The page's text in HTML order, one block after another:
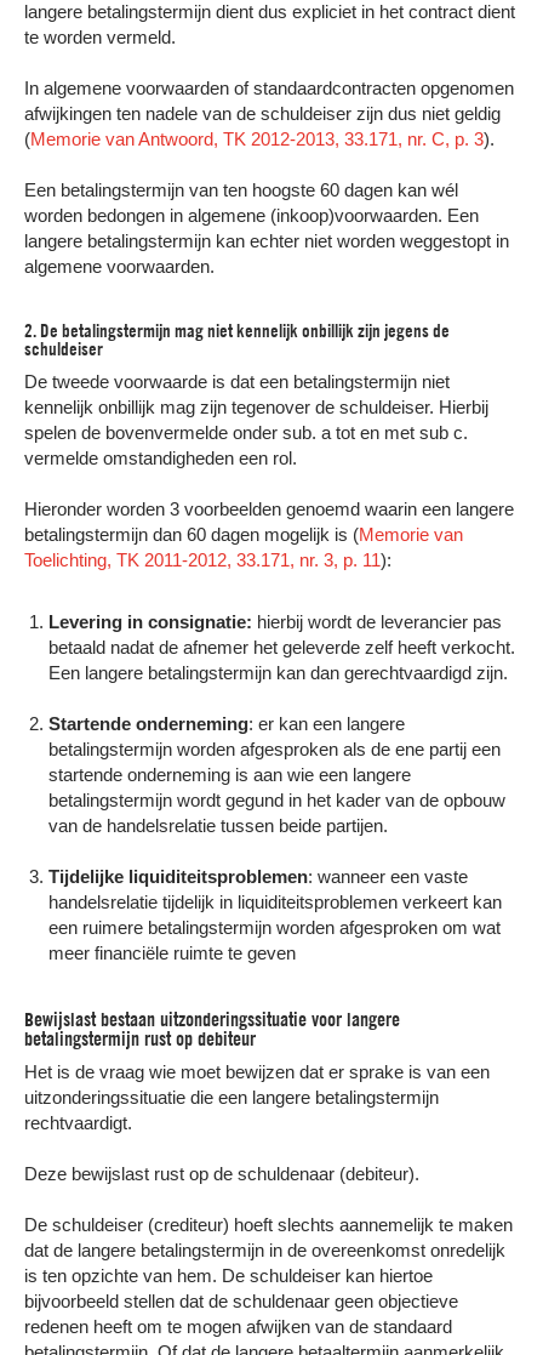
langere betalingstermijn dient dus expliciet in het contract dient
te worden vermeld.
In algemene voorwaarden of standaardcontracten opgenomen
afwijkingen ten nadele van de schuldeiser zijn dus niet geldig
(Memorie van Antwoord, TK 2012-2013, 33.171, nr. C, p. 3).
Een betalingstermijn van ten hoogste 60 dagen kan wél
worden bedongen in algemene (inkoop)voorwaarden. Een
langere betalingstermijn kan echter niet worden weggestopt in
algemene voorwaarden.
2. De betalingstermijn mag niet kennelijk onbillijk zijn jegens de
schuldeiser
De tweede voorwaarde is dat een betalingstermijn niet
kennelijk onbillijk mag zijn tegenover de schuldeiser. Hierbij
spelen de bovenvermelde onder sub. a tot en met sub c.
vermelde omstandigheden een rol.
Hieronder worden 3 voorbeelden genoemd waarin een langere
betalingstermijn dan 60 dagen mogelijk is (Memorie van
Toelichting, TK 2011-2012, 33.171, nr. 3, p. 11):
Levering in consignatie: hierbij wordt de leverancier pas
betaald nadat de afnemer het geleverde zelf heeft verkocht.
Een langere betalingstermijn kan dan gerechtvaardigd zijn.
Startende onderneming: er kan een langere
betalingstermijn worden afgesproken als de ene partij een
startende onderneming is aan wie een langere
betalingstermijn wordt gegund in het kader van de opbouw
van de handelsrelatie tussen beide partijen.
Tijdelijke liquiditeitsproblemen: wanneer een vaste
handelsrelatie tijdelijk in liquiditeitsproblemen verkeert kan
een ruimere betalingstermijn worden afgesproken om wat
meer financiële ruimte te geven
Bewijslast bestaan uitzonderingssituatie voor langere
betalingstermijn rust op debiteur
Het is de vraag wie moet bewijzen dat er sprake is van een
uitzonderingssituatie die een langere betalingstermijn
rechtvaardigt.
Deze bewijslast rust op de schuldenaar (debiteur).
De schuldeiser (crediteur) hoeft slechts aannemelijk te maken
dat de langere betalingstermijn in de overeenkomst onredelijk
is ten opzichte van hem. De schuldeiser kan hiertoe
bijvoorbeeld stellen dat de schuldenaar geen objectieve
redenen heeft om te mogen afwijken van de standaard